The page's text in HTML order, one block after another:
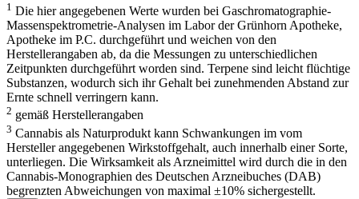
1 Die hier angegebenen Werte wurden bei Gaschromatographie-
Massenspektrometrie-Analysen im Labor der Grünhorn Apotheke,
Apotheke im P.C. durchgeführt und weichen von den
Herstellerangaben ab, da die Messungen zu unterschiedlichen
Zeitpunkten durchgeführt worden sind. Terpene sind leicht flüchtige
Substanzen, wodurch sich ihr Gehalt bei zunehmenden Abstand zur
Ernte schnell verringern kann.
2 gemäß Herstellerangaben
3 Cannabis als Naturprodukt kann Schwankungen im vom
Hersteller angegebenen Wirkstoffgehalt, auch innerhalb einer Sorte,
unterliegen. Die Wirksamkeit als Arzneimittel wird durch die in den
Cannabis-Monographien des Deutschen Arzneibuches (DAB)
begrenzten Abweichungen von maximal ±10% sichergestellt.